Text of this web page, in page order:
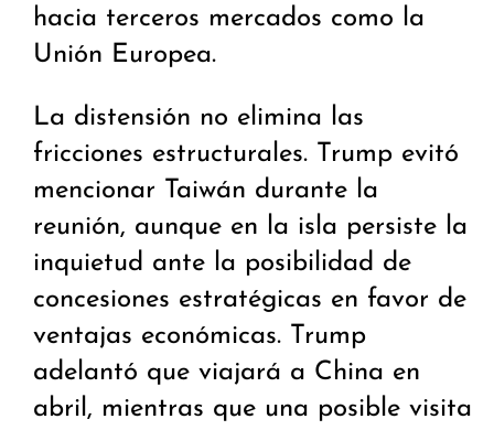
hacia terceros mercados como la
Unión Europea.
La distensión no elimina las
fricciones estructurales. Trump evitó
mencionar Taiwán durante la
reunión, aunque en la isla persiste la
inquietud ante la posibilidad de
concesiones estratégicas en favor de
ventajas económicas. Trump
adelantó que viajará a China en
abril, mientras que una posible visita